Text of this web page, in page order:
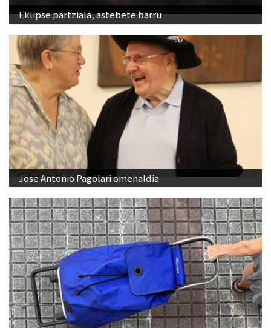
Eklipse partziala, astebete barru
Jose Antonio Pagolari omenaldia